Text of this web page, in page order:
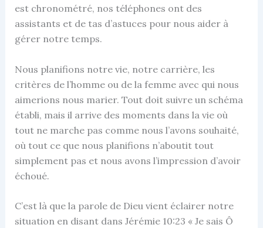
est chronométré, nos téléphones ont des
assistants et de tas d’astuces pour nous aider à
gérer notre temps.
Nous planifions notre vie, notre carrière, les
critères de l’homme ou de la femme avec qui nous
aimerions nous marier. Tout doit suivre un schéma
établi, mais il arrive des moments dans la vie où
tout ne marche pas comme nous l’avons souhaité,
où tout ce que nous planifions n’aboutit tout
simplement pas et nous avons l’impression d’avoir
échoué.
C’est là que la parole de Dieu vient éclairer notre
situation en disant dans Jérémie 10:23 « Je sais Ô